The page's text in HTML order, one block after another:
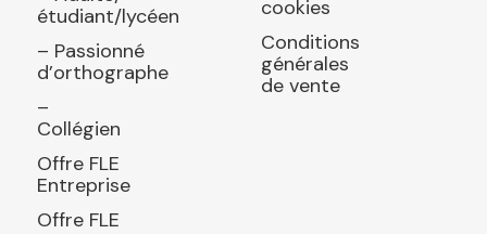
étudiant/lycéen
– Passionné
d’orthographe
–
Collégien
Offre FLE
Entreprise
Offre FLE
cookies
Conditions
générales
de vente